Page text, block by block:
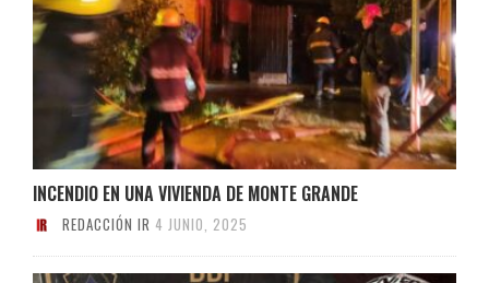
INCENDIO EN UNA VIVIENDA DE MONTE GRANDE
REDACCIÓN IR 4 JUNIO, 2025